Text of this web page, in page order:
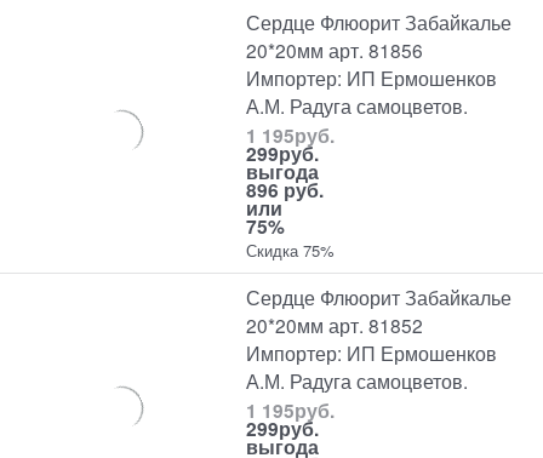
Сердце Флюорит Забайкалье
20*20мм арт. 81856
Импортер: ИП Ермошенков
А.М. Радуга самоцветов.
1 195руб.
299руб.
выгода
896 руб.
или
75%
Скидка 75%
Сердце Флюорит Забайкалье
20*20мм арт. 81852
Импортер: ИП Ермошенков
А.М. Радуга самоцветов.
1 195руб.
299руб.
выгода